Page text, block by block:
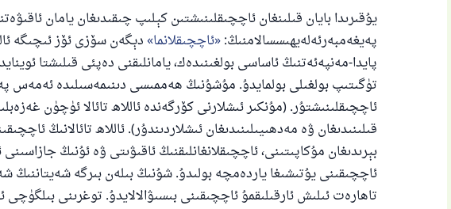
يۇقىرىدا بايان قىلىنغان ئاچچىقلىنىشتىن كېلىپ چىقىدىغان يامان
پەيغەمبەرئەلەيھىسسالامنىڭ: ئاچچىقلانما دېگەن سۆزى ئۆز ئىچىگە
پايدا-مەنپەئەتنىڭ ئاساسى بولغىنىدەك، يامانلىقنى دەپئى قىلىشتا
تۈگىتىپ بولغىلى بولمايدۇ. مۇشۇنىڭ ھەممىسى دىنىمەسىلىدە ئەمەس
ئاچچىقلىنىشتۇر. (مۇنكىر ئىشلارنى كۆرگەندە ئاللاھ تائالا ئۈچۈن
قىلىنىدىغان ۋە مەدھىيىلىنىدىغان ئىشلاردىندۇر). ئاللاھ تائالانىڭ
بېرىدىغان مۇكاپىتىنى، ئاچچىقلانغانلىقنىڭ ئاقىۋىتى ۋە ئۇنىڭ
ئاچچىقىنى يۇتىشىغا ياردەمچە بولىدۇ. شۇنىڭ بىلەن بىرگە شەيتاننىڭ
تاھارەت ئىلىش ئارقىلىقمۇ ئاچچىقىنى بىسىۋالالايدۇ. توغرىنى بىلگۈچى